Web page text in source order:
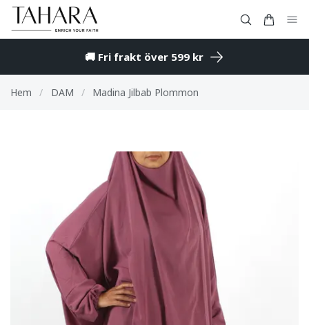
🚚 Fri frakt över 599 kr
Hem / DAM / Madina Jilbab Plommon